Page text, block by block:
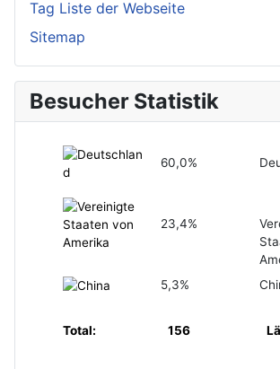
Tag Liste der Webseite
Sitemap
Besucher Statistik
60,0%
23,4%
5,3%
Total: 156